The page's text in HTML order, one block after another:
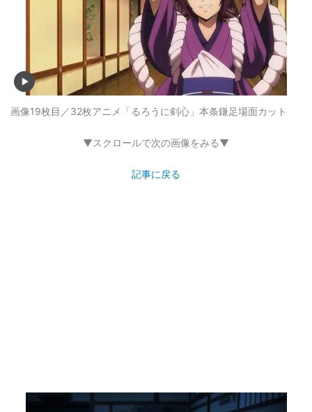
画像19枚目／32枚アニメ「るろうに剣心」本条鎌足場面カット
▼スクロールで次の画像をみる▼
記事に戻る